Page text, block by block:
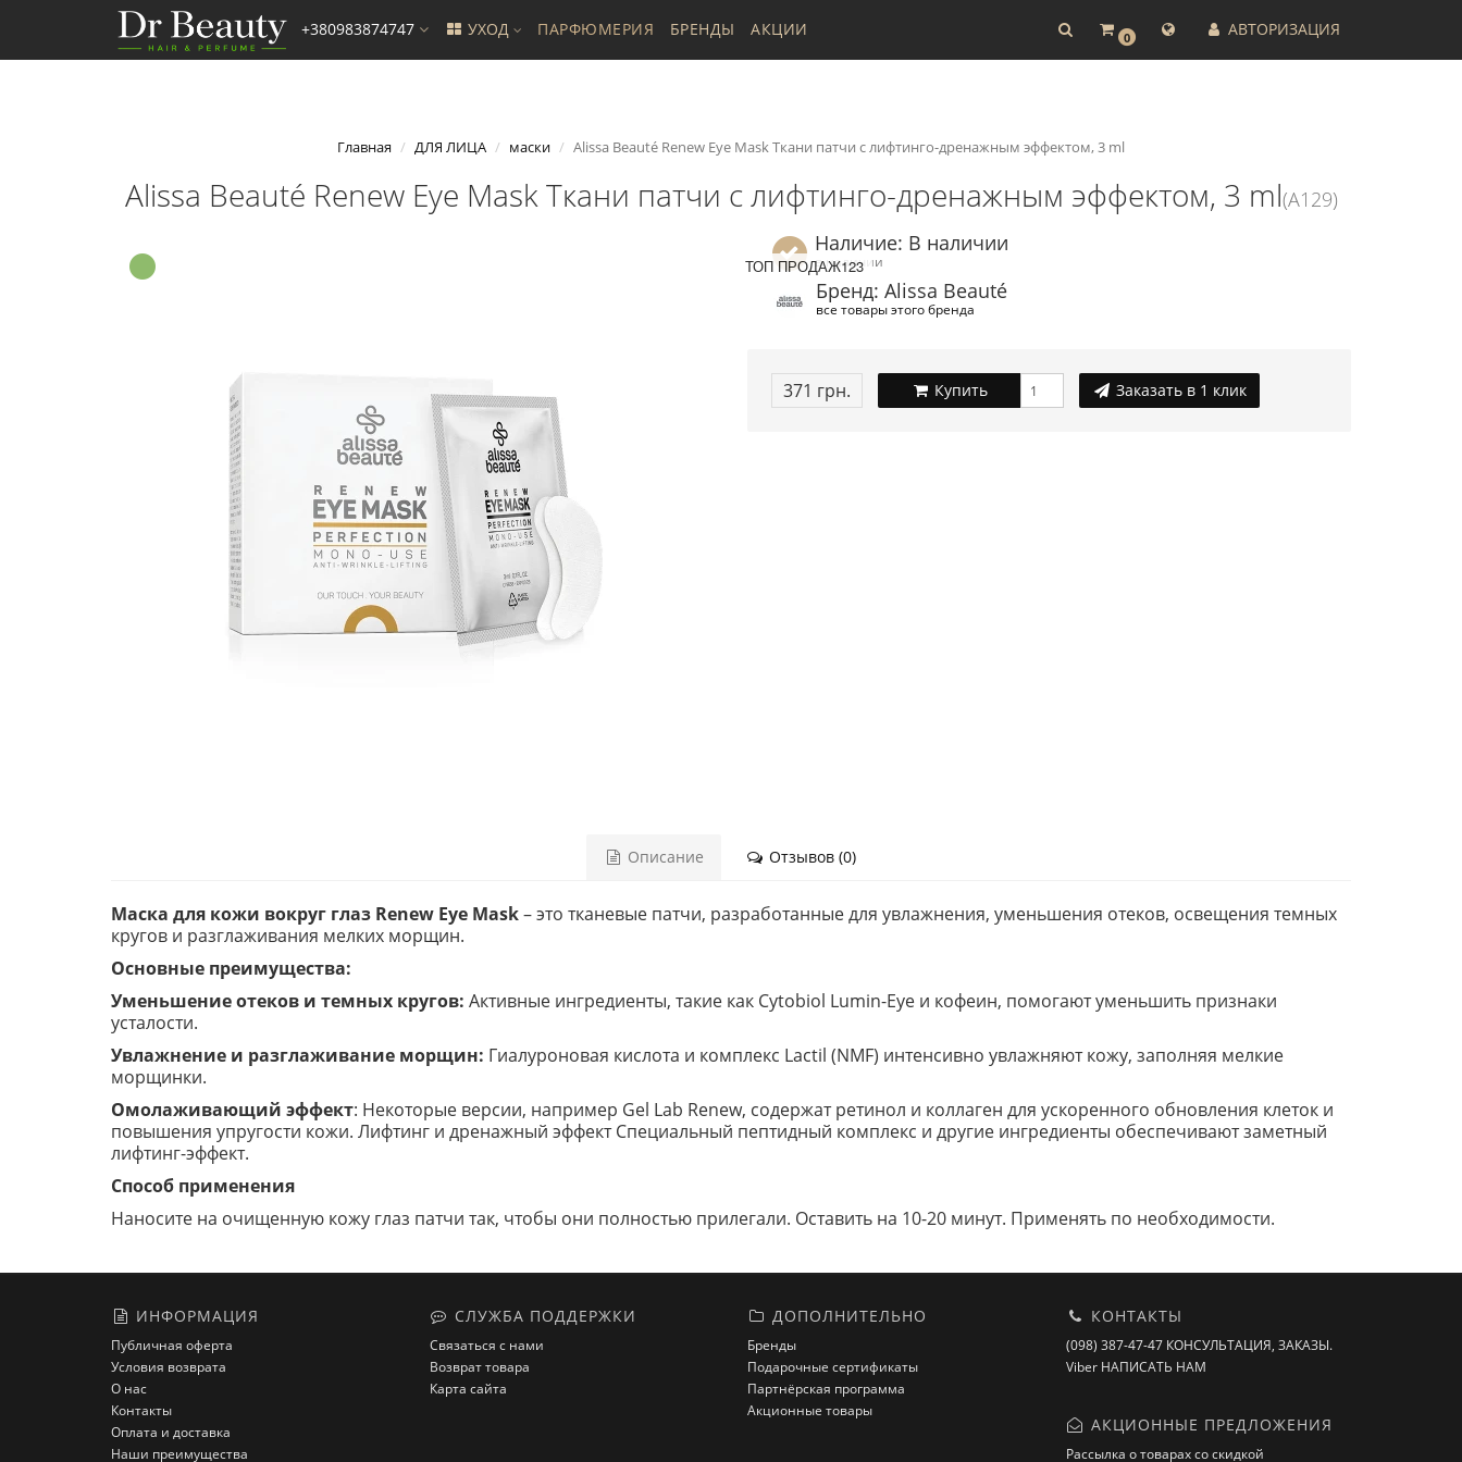
0 АВТОРИЗАЦИЯ
+380983874747 УХОД ПАРФЮМЕРИЯ БРЕНДЫ АКЦИИ
Главная ДЛЯ ЛИЦА маски Alissa Beauté Renew Eye Mask Ткани патчи с лифтинго-дренажным эффектом, 3 ml
Alissa Beauté Renew Eye Mask Ткани патчи с лифтинго-дренажным эффектом, 3 ml(A129)
ТОП ПРОДАЖ123
Наличие: В наличии
в наличии
Бренд: Alissa Beauté
все товары этого бренда
371 грн. Купить Заказать в 1 клик
Описание Отзывов (0)
Маска для кожи вокруг глаз Renew Eye Mask– это тканевые патчи, разработанные для увлажнения, уменьшения отеков, освещения темных
кругов и разглаживания мелких морщин.
Основные преимущества:
Уменьшение отеков и темных кругов: Активные ингредиенты, такие как Cytobiol Lumin-Eye и кофеин, помогают уменьшить признаки
усталости.
Увлажнение и разглаживание морщин: Гиалуроновая кислота и комплекс Lactil (NMF) интенсивно увлажняют кожу, заполняя мелкие
морщинки.
Омолаживающий эффект: Некоторые версии, например Gel Lab Renew, содержат ретинол и коллаген для ускоренного обновления клеток и
повышения упругости кожи. Лифтинг и дренажный эффект Специальный пептидный комплекс и другие ингредиенты обеспечивают заметный
лифтинг-эффект.
Способ применения
Наносите на очищенную кожу глаз патчи так, чтобы они полностью прилегали. Оставить на 10-20 минут. Применять по необходимости.
ИНФОРМАЦИЯ
Публичная оферта
Условия возврата
О нас
Контакты
Оплата и доставка
Наши преимущества
СЛУЖБА ПОДДЕРЖКИ
Связаться с нами
Возврат товара
Карта сайта
ДОПОЛНИТЕЛЬНО
Бренды
Подарочные сертификаты
Партнёрская программа
Акционные товары
КОНТАКТЫ
(098) 387-47-47 КОНСУЛЬТАЦИЯ, ЗАКАЗЫ.
Viber НАПИСАТЬ НАМ
АКЦИОННЫЕ ПРЕДЛОЖЕНИЯ
Рассылка о товарах со скидкой